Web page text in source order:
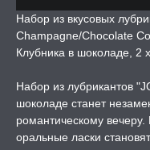
ПРИКОЛЫ,
УПАКОВКА
ЧАШИ И
ДЛЯ СЕКСА
Набор из вкусовых
Champagne/Chocolate
Клубника в шоколаде, 2
Набор из лубрикантов
шоколаде станет
романтическому
оральные ласки